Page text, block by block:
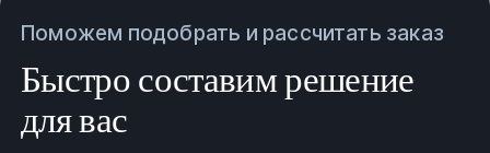
Поможем подобрать и рассчитать заказ
Быстро составим решение
для вас